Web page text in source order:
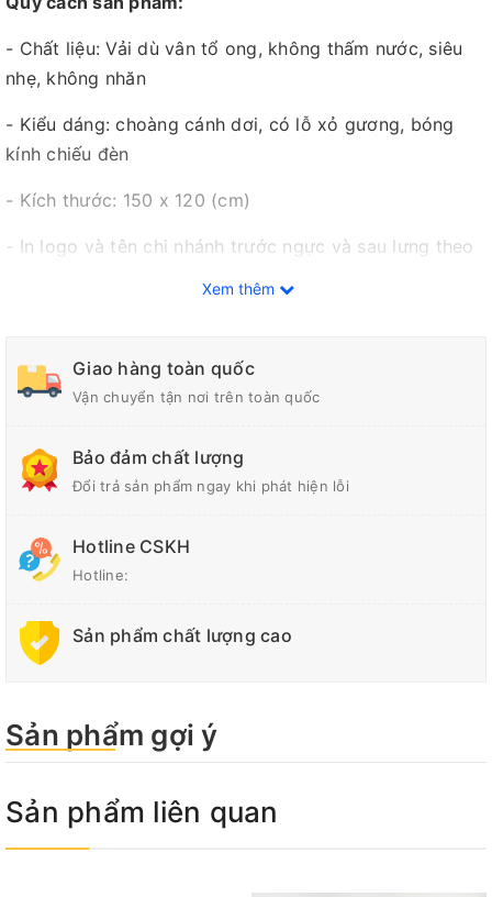
- Chất liệu: Vải dù vân tổ ong, không thấm nước, siêu
nhẹ, không nhăn
- Kiểu dáng: choàng cánh dơi, có lỗ xỏ gương, bóng
kính chiếu đèn
- Kích thước: 150 x 120 (cm)
- In logo và tên chi nhánh trước ngực và sau lưng theo
- Giao hàng toàn quốc
Hãy liên hệ ngay với PROGIFT để được tư vấn và báo
giá
Xem thêm
Giao hàng toàn quốc
Vận chuyển tận nơi trên toàn quốc
Bảo đảm chất lượng
Đổi trả sản phẩm ngay khi phát hiện lỗi
Hotline CSKH
Hotline:
Sản phẩm chất lượng cao
Sản phẩm gợi ý
Sản phẩm liên quan